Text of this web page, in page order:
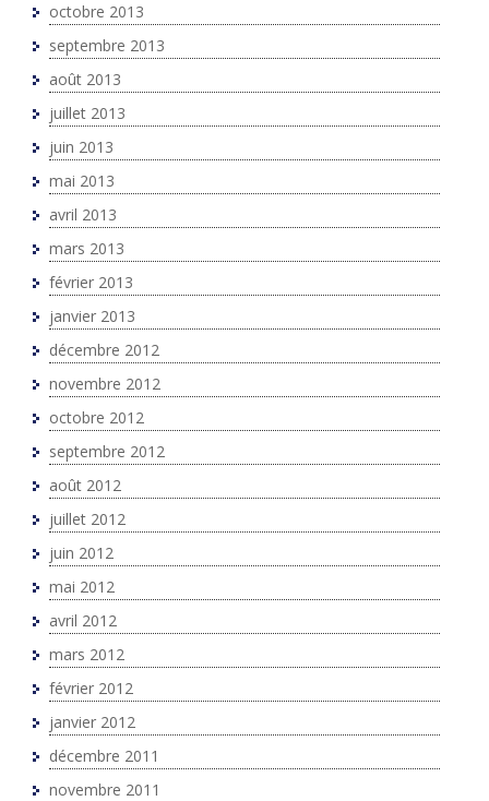
octobre 2013
septembre 2013
août 2013
juillet 2013
juin 2013
mai 2013
avril 2013
mars 2013
février 2013
janvier 2013
décembre 2012
novembre 2012
octobre 2012
septembre 2012
août 2012
juillet 2012
juin 2012
mai 2012
avril 2012
mars 2012
février 2012
janvier 2012
décembre 2011
novembre 2011